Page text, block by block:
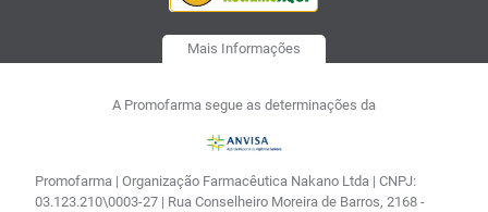
Mais Informações
A Promofarma segue as determinações da
Promofarma | Organização Farmacêutica Nakano Ltda | CNPJ:
03.123.210\0003-27 | Rua Conselheiro Moreira de Barros, 2168 -